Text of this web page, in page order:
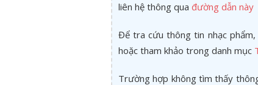
liên hệ thông qua đường dẫn này
Để tra cứu thông tin nhạc
hoặc tham khảo trong danh mục
Trường hợp không tìm thấy